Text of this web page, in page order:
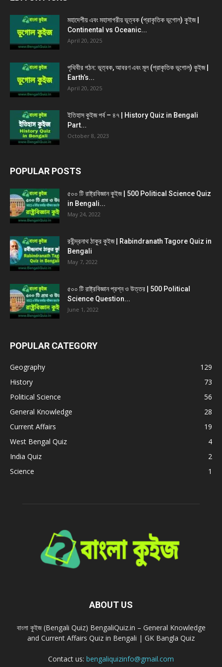
মহাদেশীয় এবং মহাসাগরীয় ভূত্বক (প্রাকৃতিক ভূগোল) কুইজ |
Continental vs Oceanic...
April 20, 2025
পৃথিবীর গঠন: ভূত্বক, আবরণ এবং মূল (প্রাকৃতিক ভূগোল) কুইজ |
Earth’s...
April 20, 2025
ইতিহাস কুইজ পর্ব – ৪৭ | History Quiz in Bengali
Part...
October 8, 2023
POPULAR POSTS
৫০০ টি রাষ্ট্রবিজ্ঞান কুইজ | 500 Political Science Quiz
in Bengali...
May 24, 2022
রবীন্দ্রনাথ ঠাকুর কুইজ | Rabindranath Tagore Quiz in
Bengali
May 7, 2022
৫০০ টি রাষ্ট্রবিজ্ঞান প্রশ্ন ও উত্তর | 500 Political
Science Question...
June 1, 2022
POPULAR CATEGORY
Geography
129
History
73
Political Science
56
General Knowledge
28
Current Affairs
19
West Bengal Quiz
4
India Quiz
2
Science
1
ABOUT US
বাংলা কুইজ (Bengali Quiz) BengaliQuiz.in – General Knowledge
and Current Affairs Quiz in Bengali | GK Bangla Quiz
Contact us: bengaliquizinfo@gmail.com